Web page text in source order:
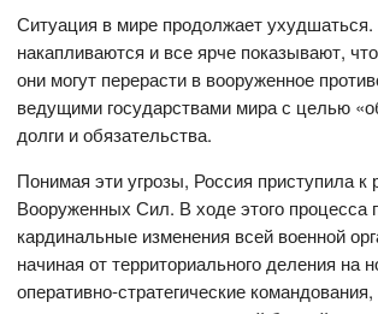
Ситуация в мире продолжает ухудшаться.
накапливаются и все ярче показывают,
они могут перерасти в вооруженное
ведущими государствами мира с целью
долги и обязательства.
Понимая эти угрозы, Россия приступила к
Вооруженных Сил. В ходе этого процесса
кардинальные изменения всей военной
начиная от территориального деления на
оперативно-стратегические